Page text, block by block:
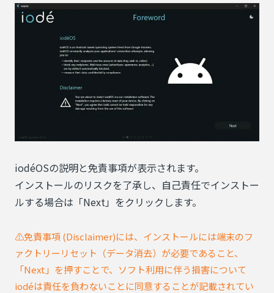
iodéOSの説明と免責事項が表示されます。
インストールのリスクを了承し、自己責任でインストー
ルする場合は「Next」をクリックします。
⚠️免責事項 (Disclaimer)には、インストールには端末のフ
ァクトリーリセット（データ消去）が必要であること、
「Next」を押すことで、ソフト利用に伴う損害について
iodéは責任を負わないことに同意することが記載されてい